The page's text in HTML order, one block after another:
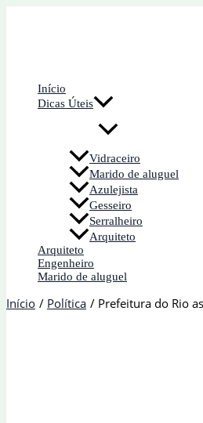
Início
Dicas Úteis
Vidraceiro
Marido de aluguel
Azulejista
Gesseiro
Serralheiro
Arquiteto
Arquiteto
Engenheiro
Marido de aluguel
Início Política Prefeitura do Rio